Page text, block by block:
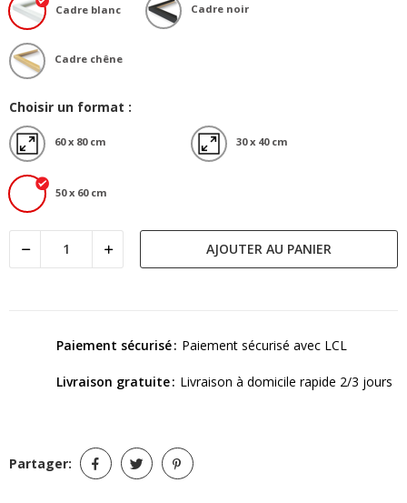
Cadre blanc Cadre noir
Cadre chêne
Choisir un format :
60 x 80 cm 30 x 40 cm
50 x 60 cm
AJOUTER AU PANIER
Paiement sécurisé Paiement sécurisé avec LCL
Livraison gratuite Livraison à domicile rapide 2/3 jours
Partager: